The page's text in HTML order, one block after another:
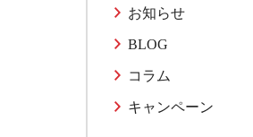
お知らせ
BLOG
コラム
キャンペーン